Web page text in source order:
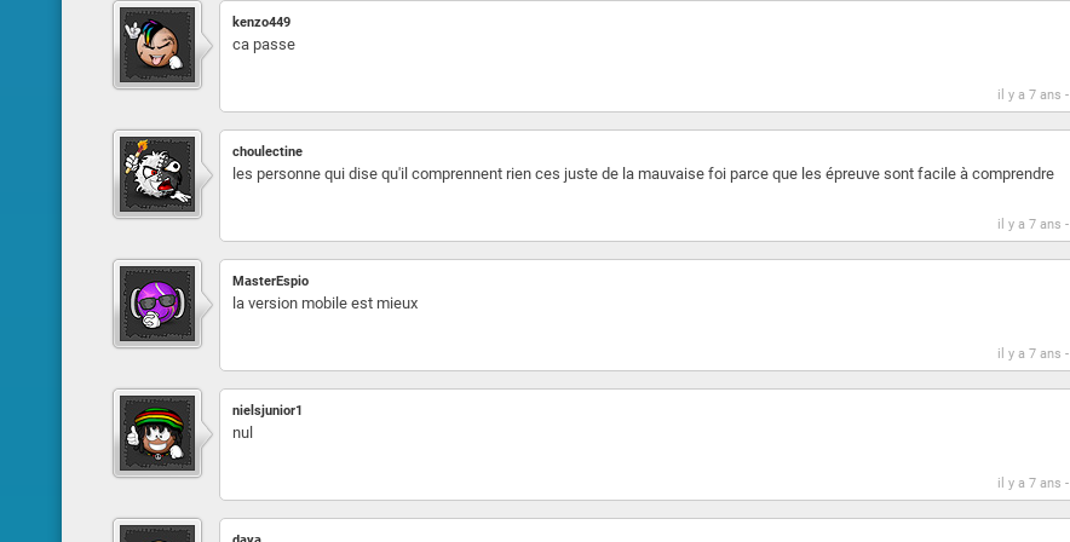
kenzo449
ca passe
il y a 7 ans -
choulectine
les personne qui dise qu'il comprennent rien ces juste de la mauvaise foi parce que les épreuve sont facile à comprendre
il y a 7 ans -
MasterEspio
la version mobile est mieux
il y a 7 ans -
nielsjunior1
nul
il y a 7 ans -